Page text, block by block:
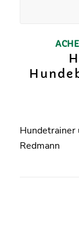
Hundetrainer
Redmann